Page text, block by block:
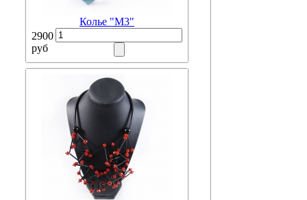
Колье "М3"
2900
руб